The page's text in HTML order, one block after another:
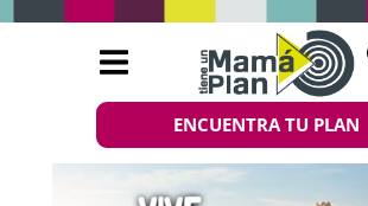
ENCUENTRA TU PLAN